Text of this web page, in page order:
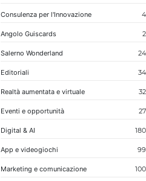
Consulenza per l'Innovazione 4
Angolo Guiscards 2
Salerno Wonderland 24
Editoriali 34
Realtà aumentata e virtuale 32
Eventi e opportunità 27
Digital & AI 180
App e videogiochi 99
Marketing e comunicazione 100